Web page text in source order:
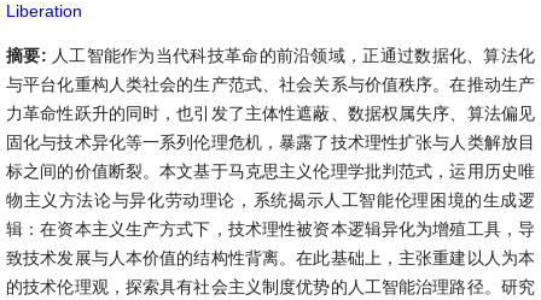
Liberation
摘要: 人工智能作为当代科技革命的前沿领域，正通过数据化、算法化
与平台化重构人类社会的生产范式、社会关系与价值秩序。在推动生产
力革命性跃升的同时，也引发了主体性遮蔽、数据权属失序、算法偏见
固化与技术异化等一系列伦理危机，暴露了技术理性扩张与人类解放目
标之间的价值断裂。本文基于马克思主义伦理学批判范式，运用历史唯
物主义方法论与异化劳动理论，系统揭示人工智能伦理困境的生成逻
辑：在资本主义生产方式下，技术理性被资本逻辑异化为增殖工具，导
致技术发展与人本价值的结构性背离。在此基础上，主张重建以人为本
的技术伦理观，探索具有社会主义制度优势的人工智能治理路径。研究